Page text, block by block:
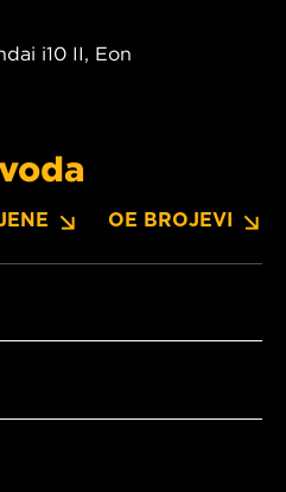
i10 II, Eon
OE BROJEVI